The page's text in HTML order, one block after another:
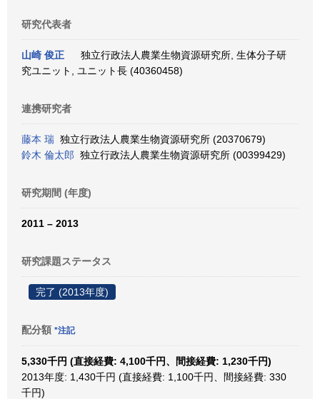
研究代表者
山崎 俊正
独立行政法人農業生物資源研究所, 生体分子研
究ユニット, ユニット長 (40360458)
連携研究者
藤本 瑞 独立行政法人農業生物資源研究所 (20370679)
鈴木 倫太郎 独立行政法人農業生物資源研究所 (00399429)
研究期間 (年度)
2011 – 2013
研究課題ステータス
完了 (2013年度)
配分額 *注記
5,330千円 (直接経費: 4,100千円、間接経費: 1,230千円)
2013年度: 1,430千円 (直接経費: 1,100千円、間接経費: 330
千円)